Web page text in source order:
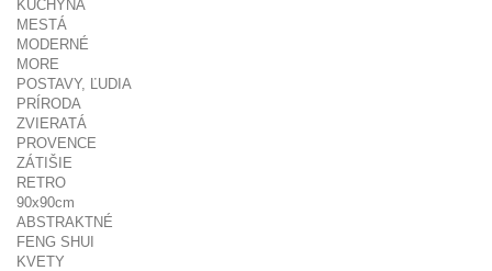
KUCHYŇA
MESTÁ
MODERNÉ
MORE
POSTAVY, ĽUDIA
PRÍRODA
ZVIERATÁ
PROVENCE
ZÁTIŠIE
RETRO
90x90cm
ABSTRAKTNÉ
FENG SHUI
KVETY